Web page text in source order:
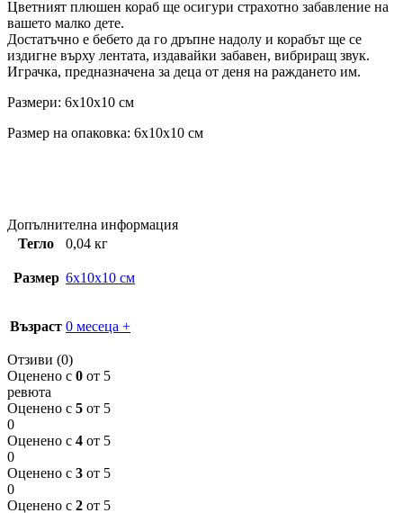
Цветният плюшен кораб ще осигури страхотно забавление на
вашето малко дете.
Достатъчно е бебето да го дръпне надолу и корабът ще се
издигне върху лентата, издавайки забавен, вибриращ звук.
Играчка, предназначена за деца от деня на раждането им.
Размери: 6x10x10 см
Размер на опаковка: 6x10x10 см
Допълнителна информация
Тегло
0,04 кг
Размер 6x10x10 см
Възраст 0 месеца +
Отзиви (0)
Оценено с 0 от 5
ревюта
Оценено с 5 от 5
0
Оценено с 4 от 5
0
Оценено с 3 от 5
0
Оценено с 2 от 5